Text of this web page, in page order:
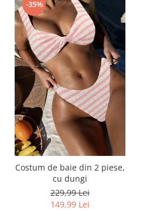
-35%
Costum de baie din 2 piese,
cu dungi
229,99 Lei
149,99 Lei